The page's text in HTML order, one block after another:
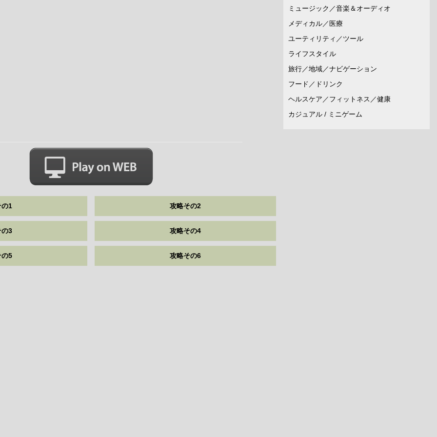
の1 攻略その2
の3 攻略その4
の5 攻略その6
ミュージック／音楽＆オーディオ
メディカル／医療
ユーティリティ／ツール
ライフスタイル
旅行／地域／ナビゲーション
フード／ドリンク
ヘルスケア／フィットネス／健康
カジュアル / ミニゲーム